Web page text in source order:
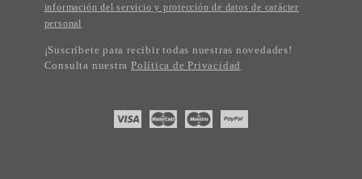
información del servicio y protección de datos de carácter
personal
¡Suscríbete para recibir todas nuestras novedades!
Consulta nuestra Política de Privacidad